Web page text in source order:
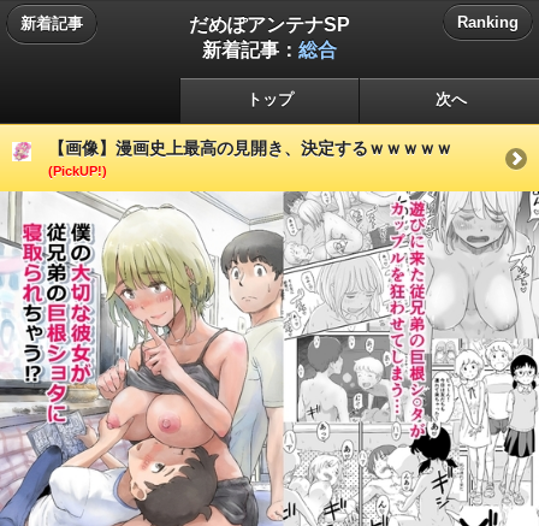
新着記事
だめぽアンテナSP
新着記事： 総合
Ranking
トップ 次へ
【画像】漫画史上最高の見開き、決定するｗｗｗｗｗ
(PickUP!)